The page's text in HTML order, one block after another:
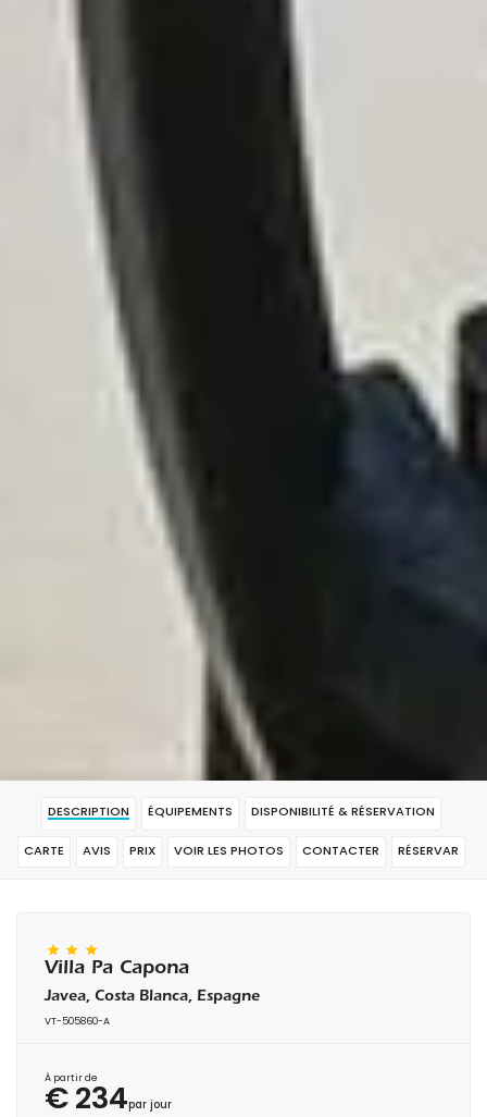
DESCRIPTION ÉQUIPEMENTS DISPONIBILITÉ & RÉSERVATION
CARTE AVIS PRIX VOIR LES PHOTOS CONTACTER RÉSERVAR
Villa Pa Capona
Javea, Costa Blanca, Espagne
VT-505860-A
À partir de
€ 234par jour